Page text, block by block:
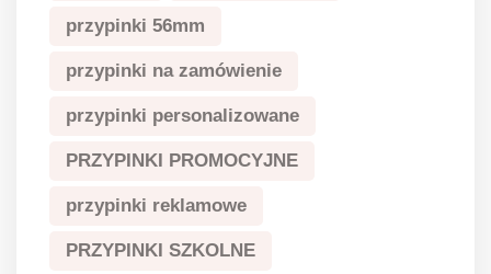
przypinki 56mm
przypinki na zamówienie
przypinki personalizowane
PRZYPINKI PROMOCYJNE
przypinki reklamowe
PRZYPINKI SZKOLNE